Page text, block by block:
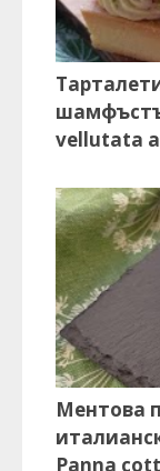
vellutata
Ментова
Panna